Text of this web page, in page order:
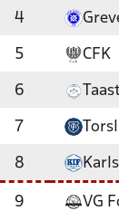
4
5 CFK
6
7
8
9 VG